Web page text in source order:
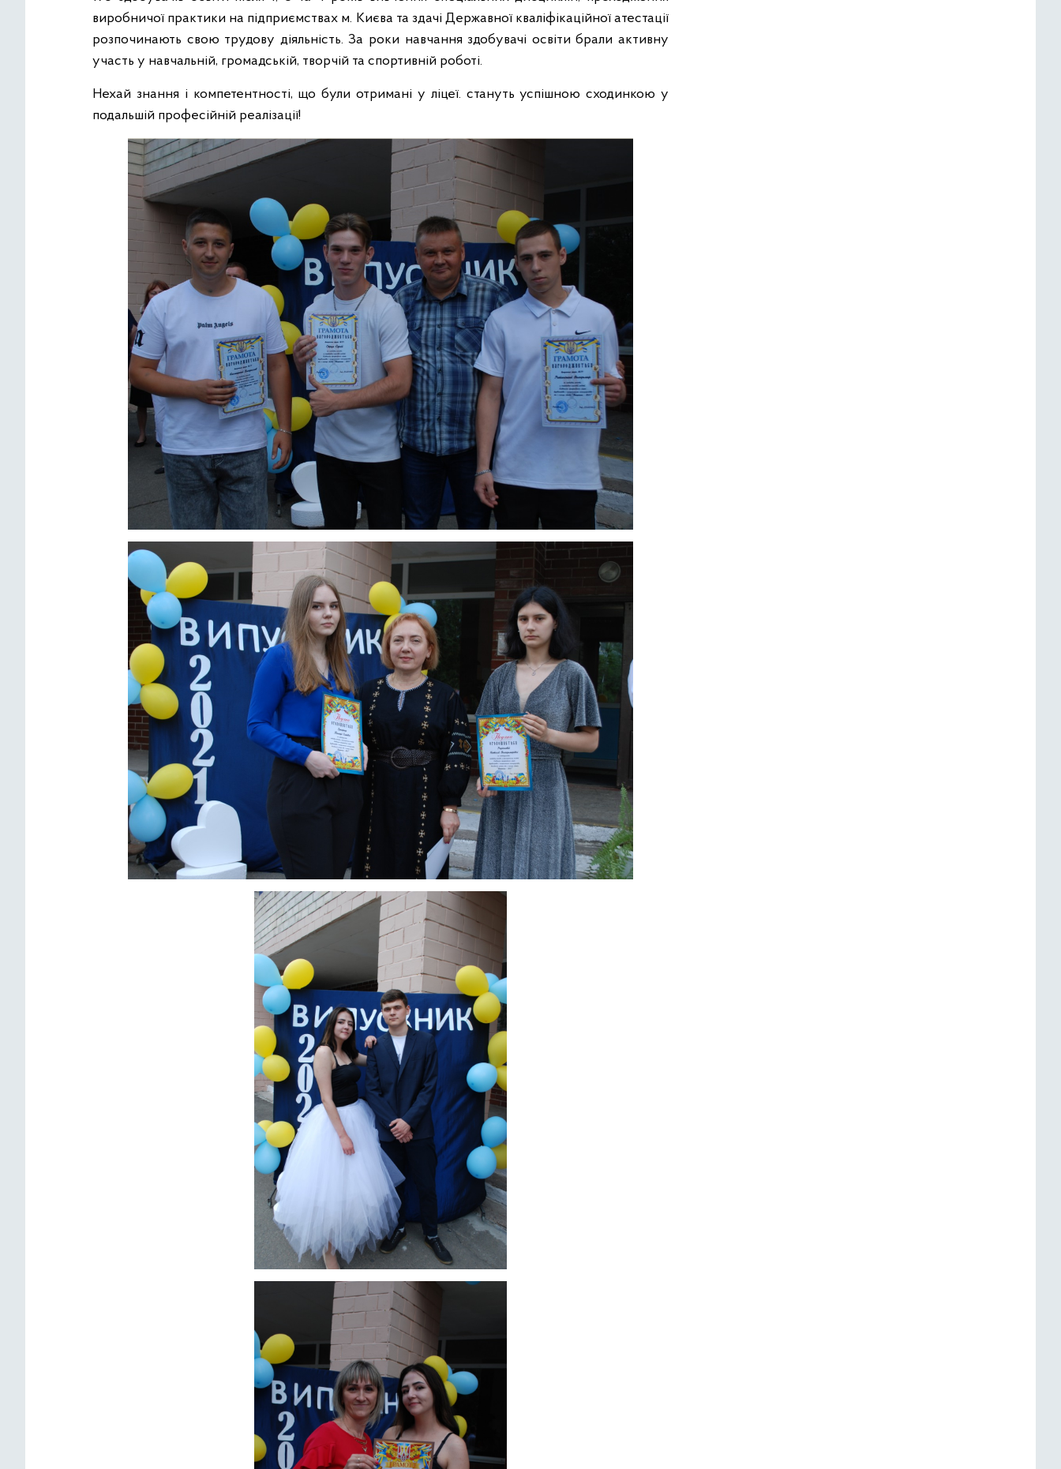
виробничої практики на підприємствах м. Києва та здачі Державної кваліфікаційної атестації
розпочинають свою трудову діяльність. За роки навчання здобувачі освіти брали активну
участь у навчальній, громадській, творчій та спортивній роботі.
Нехай знання і компетентності, що були отримані у ліцеї. стануть успішною сходинкою у
подальшій професійній реалізації!